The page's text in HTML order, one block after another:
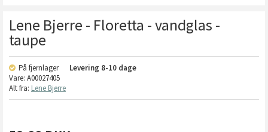
Lene Bjerre - Floretta - vandglas -
taupe
På fjernlager Levering 8-10 dage
Vare: A00027405
Alt fra: Lene Bjerre